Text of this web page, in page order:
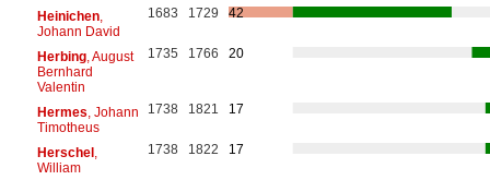
Heinichen,
Johann David
1683 1729 42
Herbing, August
Bernhard
Valentin
1735 1766 20
Hermes , Johann
Timotheus
1738 1821 17
Herschel,
William
1738 1822 17